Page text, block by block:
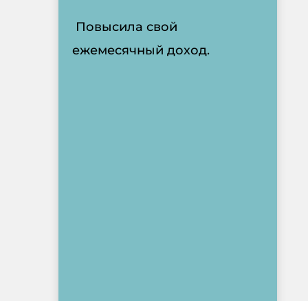
Повысила свой
ежемесячный доход.